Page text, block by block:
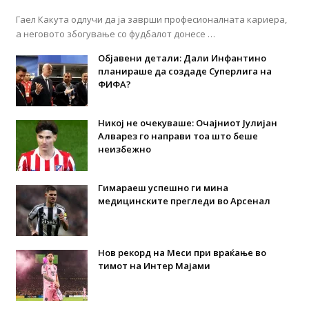
Гаел Какута одлучи да ја заврши професионалната кариера,
а неговото збогување со фудбалот донесе …
Објавени детали: Дали Инфантино
планираше да создаде Суперлига на
ФИФА?
Никој не очекуваше: Очајниот Јулијан
Алварез го направи тоа што беше
неизбежно
Гимараеш успешно ги мина
медицинските прегледи во Арсенал
Нов рекорд на Меси при враќање во
тимот на Интер Мајами